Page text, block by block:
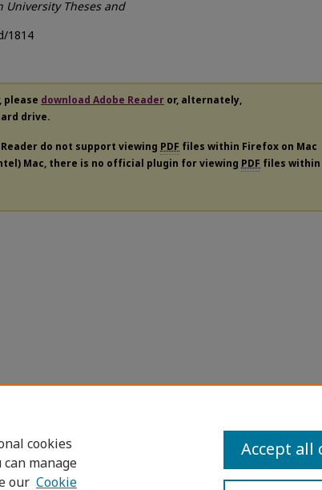
University Theses and
1814
please download Adobe Reader or, alternately,
drive.
do not support viewing PDF files within Firefox on Mac
Mac, there is no official plugin for viewing PDF files within
cookies
manage
our Cookie
Accept all